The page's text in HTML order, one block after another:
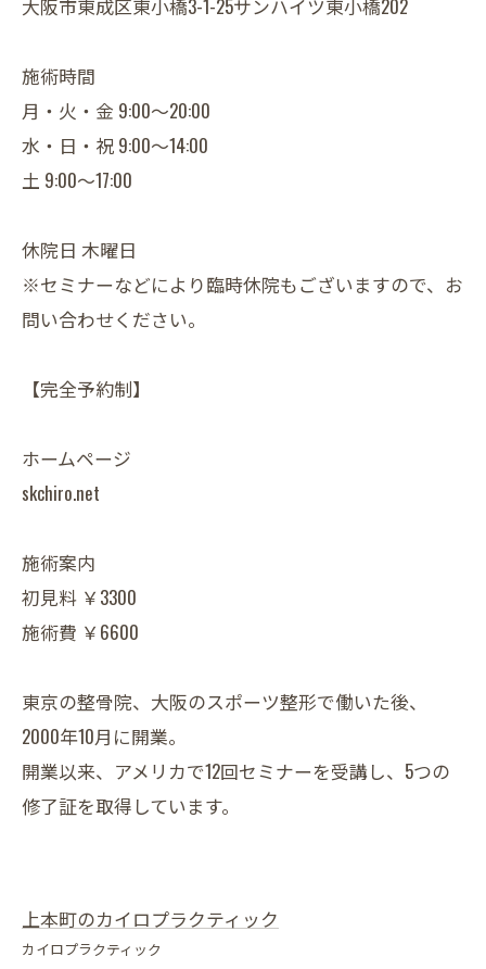
大阪市東成区東小橋3-1-25サンハイツ東小橋202
施術時間
月・火・金 9:00～20:00
水・日・祝 9:00～14:00
土 9:00～17:00
休院日 木曜日
※セミナーなどにより臨時休院もございますので、お
問い合わせください。
【完全予約制】
ホームページ
skchiro.net
施術案内
初見料 ￥3300
施術費 ￥6600
東京の整骨院、大阪のスポーツ整形で働いた後、
2000年10月に開業。
開業以来、アメリカで12回セミナーを受講し、5つの
修了証を取得しています。
上本町のカイロプラクティック
カイロプラクティック